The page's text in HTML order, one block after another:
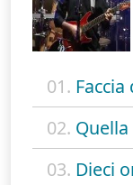
01. Faccia
02. Quella
03. Dieci